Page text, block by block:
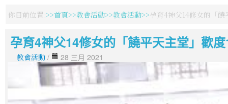
你目前位置: 首頁 教會活動 教會活動 孕育4神父14修女的「
孕育4神父14修女的「饒平天主堂」歡
教會活動 / 28 三月 2021